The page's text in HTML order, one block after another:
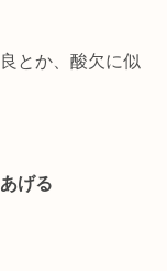
とか、酸欠に似
げる